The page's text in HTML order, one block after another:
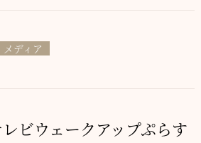
メディア
ビウェークアップぷらす